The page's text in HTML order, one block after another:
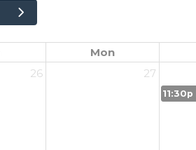
Mon
26
27
11:30p